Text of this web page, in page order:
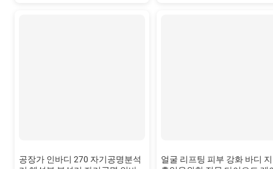
공장가 인바디 270 자기공명분석
얼굴 리프팅 피부 강화 바디